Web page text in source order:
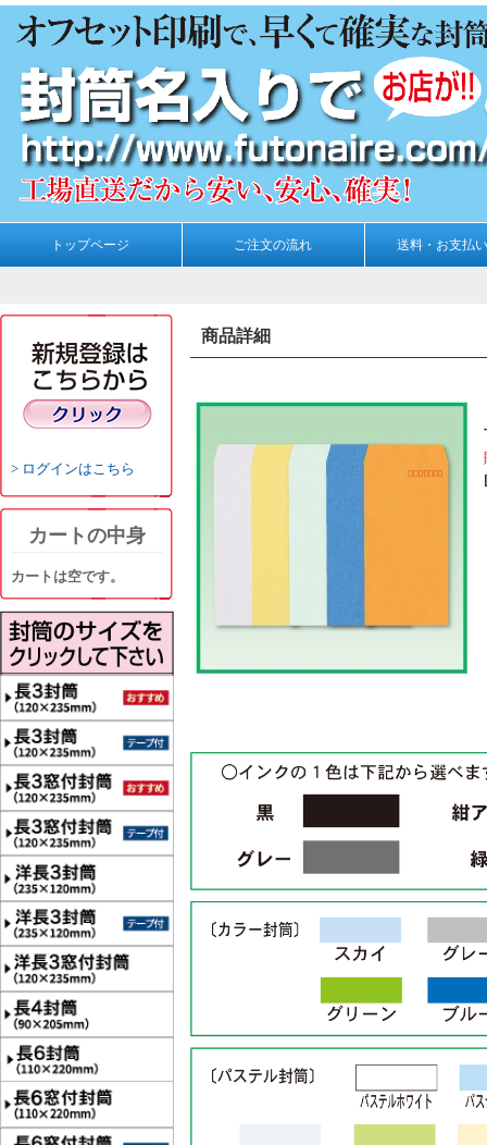
トップページ ご注文の流れ 送料・お支払
ログインはこちら
カートの中身
カートは空です。
商品詳細